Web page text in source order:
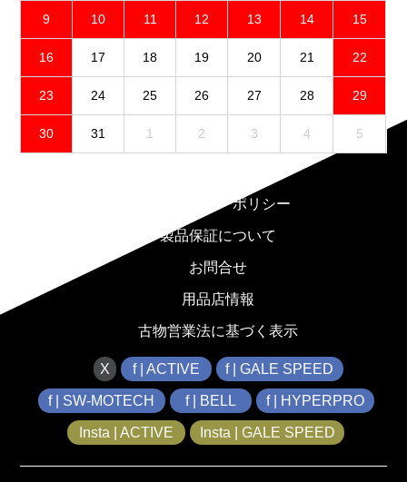
9 10 11 12 13 14 15
16 17 18 19 20 21 22
23 24 25 26 27 28 29
30 31 1 2 3 4 5
プライバシーポリシー
製品保証について
お問合せ
用品店情報
古物営業法に基づく表示
X f | ACTIVE f | GALE SPEED
f | SW-MOTECH f | BELL f | HYPERPRO
Insta | ACTIVE Insta | GALE SPEED